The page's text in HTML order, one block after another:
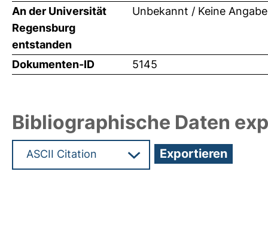
An der Universität
Regensburg
entstanden
Unbekannt / Keine Angabe
Dokumenten-ID 5145
Bibliographische Daten